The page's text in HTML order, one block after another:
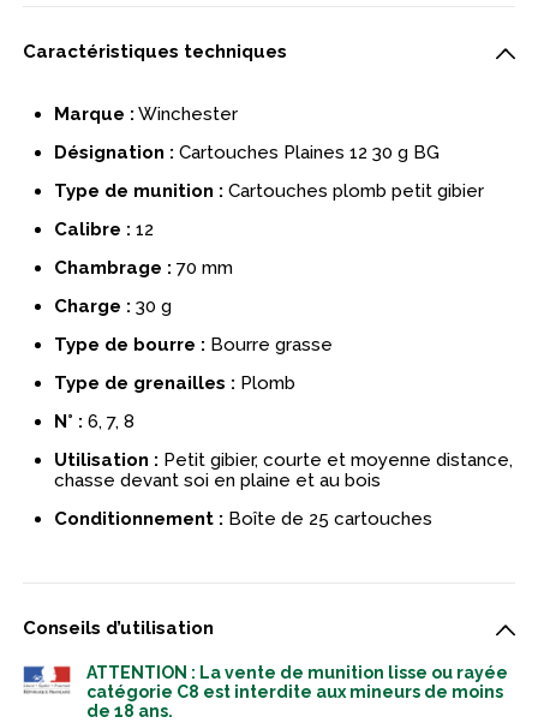
Caractéristiques techniques
Marque : Winchester
Désignation : Cartouches Plaines 12 30 g BG
Type de munition : Cartouches plomb petit gibier
Calibre : 12
Chambrage : 70 mm
Charge : 30 g
Type de bourre : Bourre grasse
Type de grenailles : Plomb
N° : 6, 7, 8
Utilisation : Petit gibier, courte et moyenne distance,
chasse devant soi en plaine et au bois
Conditionnement : Boîte de 25 cartouches
Conseils d’utilisation
ATTENTION : La vente de munition lisse ou rayée
catégorie C8 est interdite aux mineurs de moins
de 18 ans.